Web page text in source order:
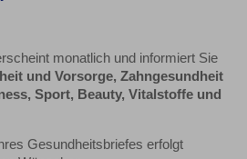
monatlich und informiert Sie
und Vorsorge, Zahngesundheit
Sport, Beauty, Vitalstoffe und
Gesundheitsbriefes erfolgt